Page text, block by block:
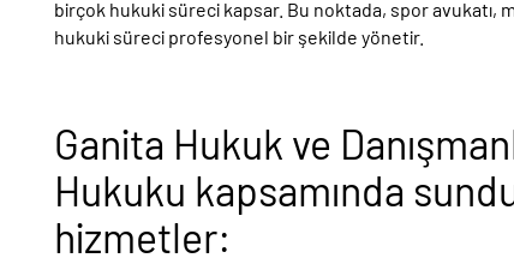
birçok hukuki süreci kapsar. Bu noktada, spor avukatı,
hukuki süreci profesyonel bir şekilde yönetir.
Ganita Hukuk ve
Hukuku kapsamında
hizmetler: